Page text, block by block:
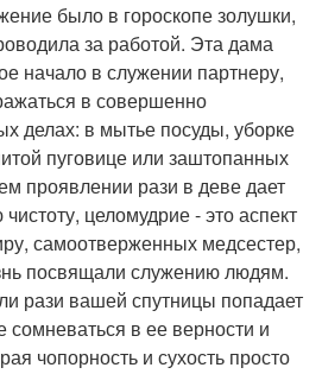
было в гороскопе золушки,
за работой. Эта дама
начало в служении партнеру,
в совершенно
делах: в мытье посуды, уборке
пуговице или заштопанных
проявлении рази в деве дает
целомудрие - это аспект
самоотверженных медсестер,
посвящали служению людям.
рази вашей спутницы попадает
сомневаться в ее верности и
чопорность и сухость просто